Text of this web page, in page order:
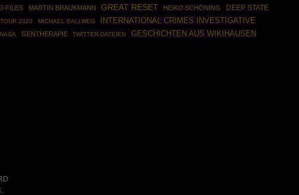
FILES MARTIN BRAUKMANN GREAT RESET HEIKO SCHÖNING DEEP STATE
2020 MICHAEL BALLWEG
INTERNATIONAL CRIMES INVESTIGATIVE
NASA GENTHERAPIE TWITTER-DATEIEN GESCHICHTEN AUS WIKIHAUSEN